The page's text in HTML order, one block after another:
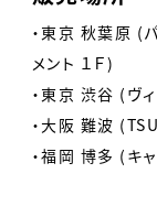
・東京 秋葉原 (
メント １Ｆ)
・東京 渋谷 (ヴ
・大阪 難波
・福岡 博多 (